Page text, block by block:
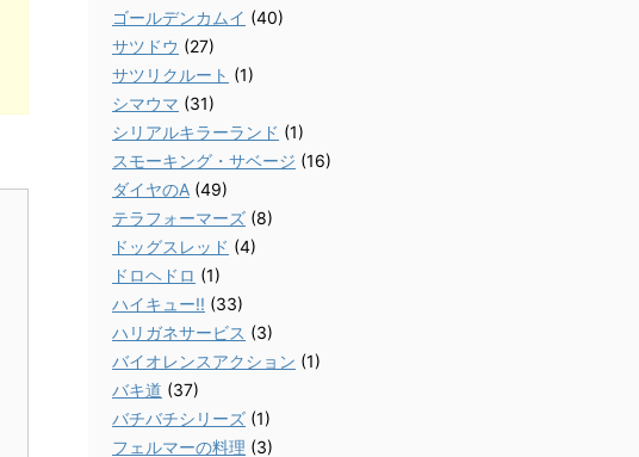
ゴールデンカムイ (40)
サツドウ (27)
サツリクルート (1)
シマウマ (31)
シリアルキラーランド (1)
スモーキング・サベージ (16)
ダイヤのA (49)
テラフォーマーズ (8)
ドッグスレッド (4)
ドロヘドロ (1)
ハイキュー!! (33)
ハリガネサービス (3)
バイオレンスアクション (1)
バキ道 (37)
バチバチシリーズ (1)
フェルマーの料理 (3)